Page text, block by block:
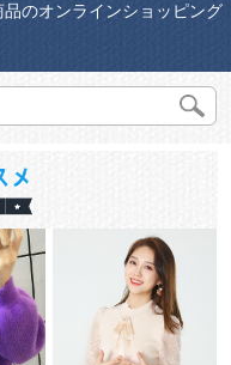
のオンラインショッピング